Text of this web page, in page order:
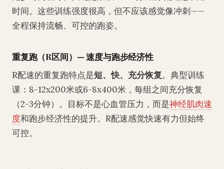
时间。这些训练强度很高，但不应该感觉像冲刺——
全程保持流畅、可控的跑姿。
重复跑（R区间）— 速度与跑步经济性
R配速的重复跑特点是短、快、充分恢复。典型训练
课：8-12x200米或6-8x400米，每组之间充分恢复
（2-3分钟）。目标不是心血管压力，而是神经肌肉速
度和跑步经济性的提升。R配速感觉快速有力但始终
可控。